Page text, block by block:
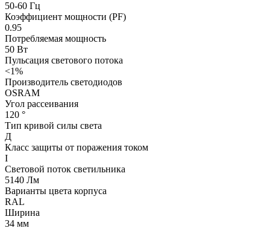
50-60 Гц
Коэффициент мощности (PF)
0.95
Потребляемая мощность
50 Вт
Пульсация светового потока
<1%
Производитель светодиодов
OSRAM
Угол рассеивания
120 °
Тип кривой силы света
Д
Класс защиты от поражения током
I
Световой поток светильника
5140 Лм
Варианты цвета корпуса
RAL
Ширина
34 мм